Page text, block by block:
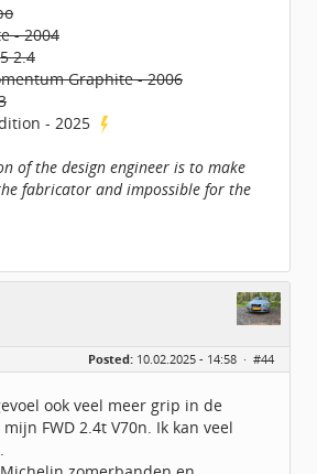
- 2004
2.4
Graphite - 2006
- 2025
of the design engineer is to make
fabricator and impossible for the
Posted: 10.02.2025 - 14:58 · #44
ook veel meer grip in de
FWD 2.4t V70n. Ik kan veel